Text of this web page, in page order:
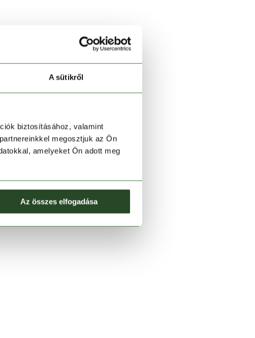
A sütikről
biztosításához, valamint
megosztjuk az Ön
amelyeket Ön adott meg
Az összes elfogadása